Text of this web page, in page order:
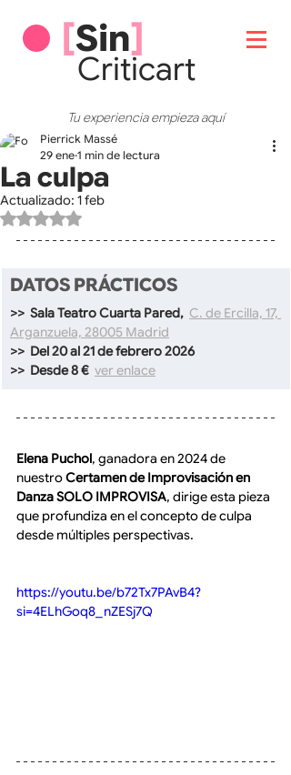
[Sin]
Criticart
Tu experiencia empieza aquí
La culpa
Pierrick Massé
29 ene 1 min de lectura
Actualizado: 1 feb
Obtuvo NaN de 5 estrellas.
DATOS PRÁCTICOS
>>  Sala Teatro Cuarta Pared, C. de Ercilla, 17,
Arganzuela, 28005 Madrid
>>  Del 20 al 21 de febrero 2026
>>  Desde 8 € ver enlace
Elena Puchol, ganadora en 2024 de
nuestro Certamen de Improvisación en
Danza SOLO IMPROVISA, dirige esta pieza
que profundiza en el concepto de culpa
desde múltiples perspectivas.
https://youtu.be/b72Tx7PAvB4?
si=4ELhGoq8_nZESj7Q